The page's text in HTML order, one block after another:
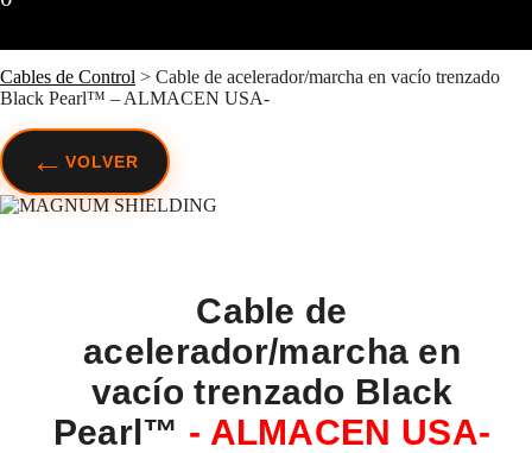
Cables de Control > Cable de acelerador/marcha en vacío trenzado
Black Pearl™ – ALMACEN USA-
← VOLVER
Cable de
acelerador/marcha en
vacío trenzado Black
Pearl™ - ALMACEN USA-